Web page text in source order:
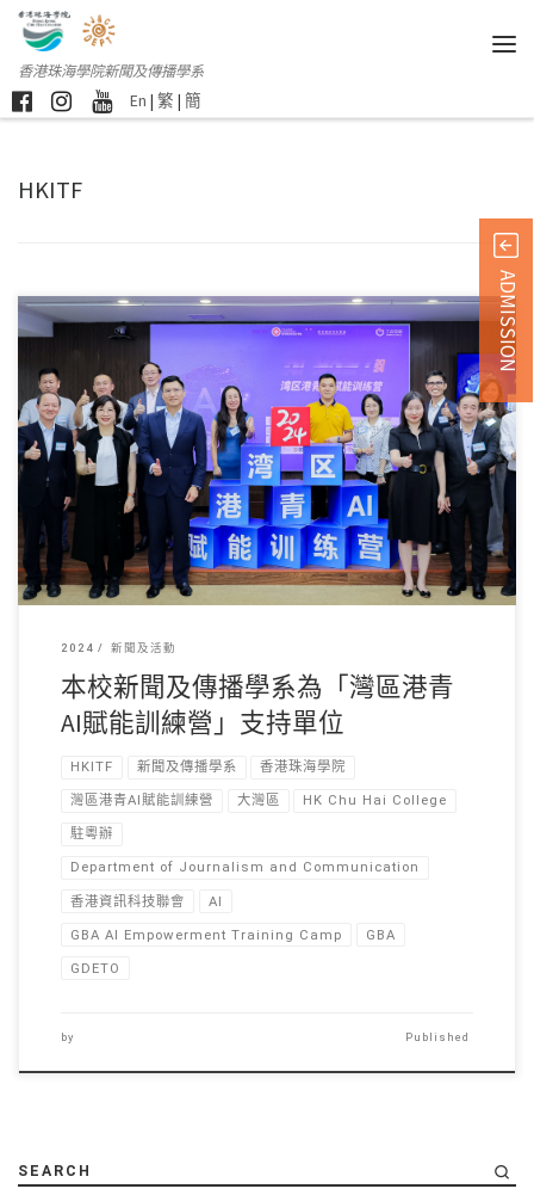
香港珠海學院新聞及傳播學系
En | 繁 | 簡
HKITF
由香港特別行政區政府 […]
2024 新聞及活動
本校新聞及傳播學系為「灣區港青
AI賦能訓練營」支持單位
HKITF 新聞及傳播學系 香港珠海學院
灣區港青AI賦能訓練營 大灣區 HK Chu Hai College
駐粵辦
Department of Journalism and Communication
香港資訊科技聯會 AI
GBA AI Empowerment Training Camp GBA
GDETO
by Published
SEARCH
ADMISSION